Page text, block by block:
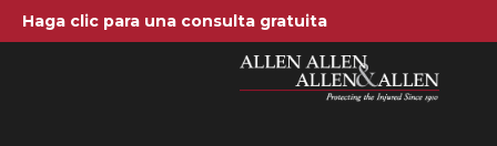
Haga clic para una consulta gratuita
Allen, Allen, Allen y Allen, PC